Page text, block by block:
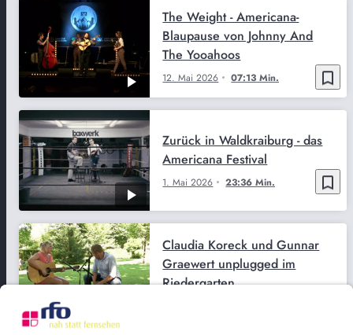
bookmark_border
12. Mai 2026 07:13 Min.
The Weight - Americana-
Blaupause von Johnny And
The Yooahoos
bookmark_border
1. Mai 2026 23:36 Min.
Zurück in Waldkraiburg - das
Americana Festival
Claudia Koreck und Gunnar
Graewert unplugged im
Riedergarten